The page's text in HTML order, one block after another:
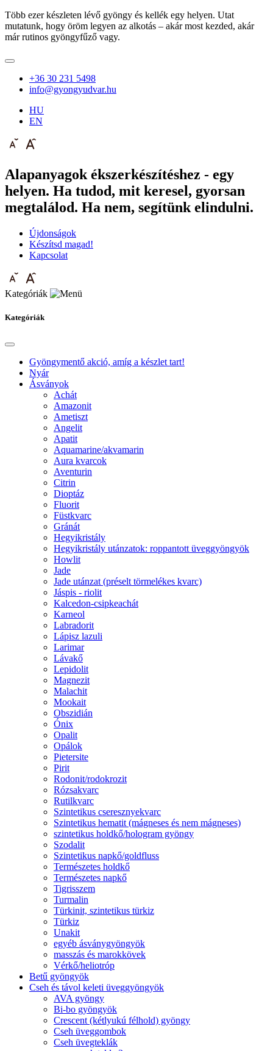
Több ezer készleten lévő gyöngy és kellék egy helyen. Utat
mutatunk, hogy öröm legyen az alkotás – akár most kezded, akár
már rutinos gyöngyfűző vagy.
+36 30 231 5498
info@gyongyudvar.hu
HU
EN
Alapanyagok ékszerkészítéshez - egy
helyen. Ha tudod, mit keresel, gyorsan
megtalálod. Ha nem, segítünk elindulni.
Újdonságok
Készítsd magad!
Kapcsolat
Kategóriák
Kategóriák
Gyöngymentő akció, amíg a készlet tart!
Nyár
Ásványok
Achát
Amazonit
Ametiszt
Angelit
Apatit
Aquamarine/akvamarin
Aura kvarcok
Aventurin
Citrin
Dioptáz
Fluorit
Füstkvarc
Gránát
Hegyikristály
Hegyikristály utánzatok: roppantott üveggyöngyök
Howlit
Jade
Jade utánzat (préselt törmelékes kvarc)
Jáspis - riolit
Kalcedon-csipkeachát
Karneol
Labradorit
Lápisz lazuli
Larimar
Lávakő
Lepidolit
Magnezit
Malachit
Mookait
Obszidián
Ónix
Opalit
Opálok
Pietersite
Pirit
Rodonit/rodokrozit
Rózsakvarc
Rutilkvarc
Szintetikus cseresznyekvarc
Szintetikus hematit (mágneses és nem mágneses)
szintetikus holdkő/hologram gyöngy
Szodalit
Szintetikus napkő/goldfluss
Természetes holdkő
Természetes napkő
Tigrisszem
Turmalin
Türkinit, szintetikus türkiz
Türkiz
Unakit
egyéb ásványgyöngyök
masszás és marokkövek
Vérkő/heliotróp
Betű gyöngyök
Cseh és távol keleti üveggyöngyök
AVA gyöngy
Bi-bo gyöngyök
Crescent (kétlyukú félhold) gyöngy
Cseh üveggombok
Cseh üvegteklák